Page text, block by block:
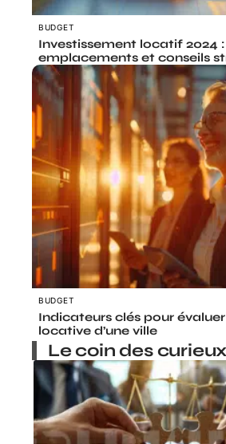
BUDGET
Investissement locatif 2024
emplacements et conseils
BUDGET
Indicateurs clés pour
locative d’une ville
Le coin des curieux